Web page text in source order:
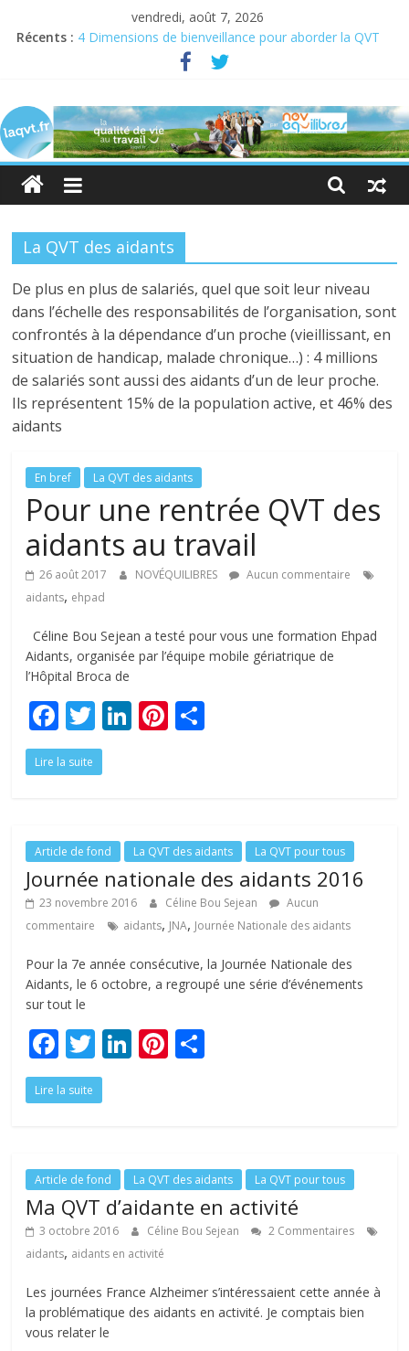
vendredi, août 7, 2026
Récents : 4 Dimensions de bienveillance pour aborder la QVT
Semaine pour la QVCT du 19 au 23 juin 2023
Semaine de la QVT 2022 : En quête de sens au travail
Bienveillance, progrès et QVT
laqvt.fr
La
QVT
pour
et
pour
tous,
et
par
toutes
et
par
tous
La QVT des aidants
De plus en plus de salariés, quel que soit leur niveau
dans l’échelle des responsabilités de l’organisation, sont
confrontés à la dépendance d’un proche (vieillissant, en
situation de handicap, malade chronique…) : 4 millions
de salariés sont aussi des aidants d’un de leur proche.
Ils représentent 15% de la population active, et 46% des
aidants
En bref La QVT des aidants
Pour une rentrée QVT des
aidants au travail
26 août 2017 NOVÉQUILIBRES
Aucun commentaire
aidants, ehpad
Céline Bou Sejean a testé pour vous une formation Ehpad
Aidants, organisée par l’équipe mobile gériatrique de
l’Hôpital Broca de
F
ac
e
o
o
k
T
w
itt
Li
dI
n
Pi
st er
Lire la suite
Article de fond La QVT des aidants La QVT pour tous
Journée nationale des aidants 2016
23 novembre 2016 Céline Bou Sejean
Aucun
commentaire
aidants, JNA, Journée Nationale des aidants
Pour la 7e année consécutive, la Journée Nationale des
Aidants, le 6 octobre, a regroupé une série d’événements
sur tout le
F
ac
e
o
o
k
T
w
itt
Li
dI
n
Pi
st er
Lire la suite
Article de fond La QVT des aidants La QVT pour tous
Ma QVT d’aidante en activité
3 octobre 2016 Céline Bou Sejean
2 Commentaires
aidants, aidants en activité
Les journées France Alzheimer s’intéressaient cette année à
la problématique des aidants en activité. Je comptais bien
vous relater le